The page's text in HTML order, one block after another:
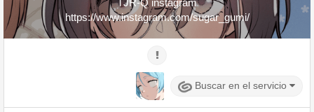
TJR-Q instagram
https://www.instagram.com/sugar_gumi/
Buscar en el servicio